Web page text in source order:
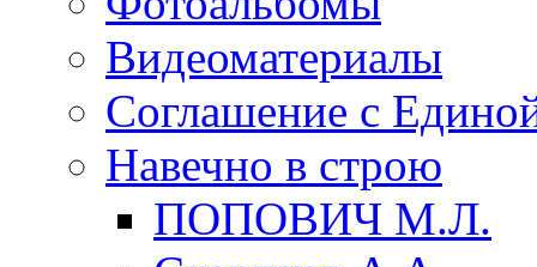
Видеоматериалы
Соглашение с
Навечно в строю
ПОПОВИЧ М.Л.